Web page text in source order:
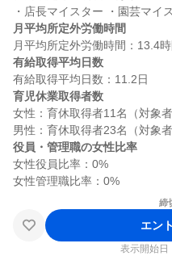
月平均所定外労働時間
有給取得平均日数
育児休業取得者数
女性：育休取得者11名（対象者
役員・管理職の女性比率
女性役員比率：0%
締
エン
表示開始日